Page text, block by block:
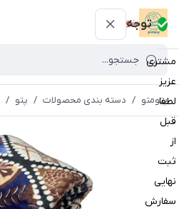
توجه
مشتری
عزیز
لطفا
قبل
از
ثبت
نهایی
سفارش
پتومتو
پتومتو / دسته بندی محصولات / پتو /